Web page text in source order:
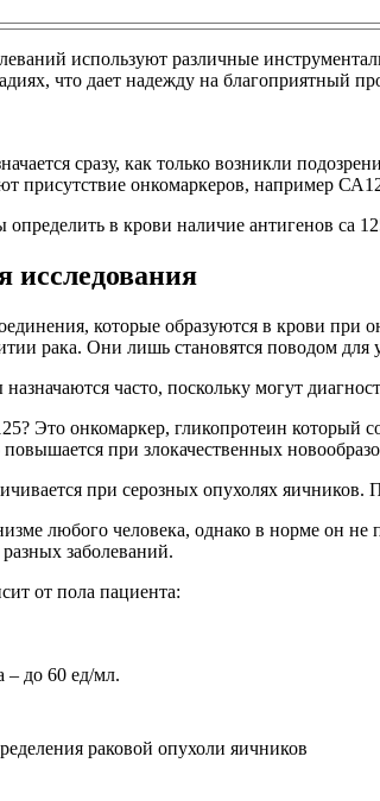
используют различные
что дает надежду на благоприятный
сразу, как только возникли
присутствие онкомаркеров, например
в крови наличие антигенов са
исследования
которые образуются в крови при
рака. Они лишь становятся поводом для
часто, поскольку могут
Это онкомаркер, гликопротеин
при злокачественных
при серозных опухолях
любого человека, однако в норме он не
заболеваний.
от пола пациента:
– до 60 ед/мл.
раковой опухоли яичников